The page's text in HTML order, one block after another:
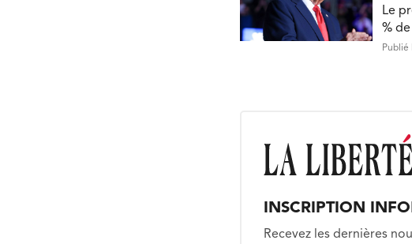
Le
%
INSCRIPTION
Recevez les dernières